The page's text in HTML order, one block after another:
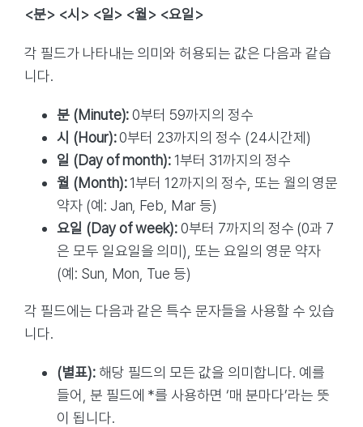
<분> <시> <일> <월> <요일>
각 필드가 나타내는 의미와 허용되는 값은 다음과 같습
니다.
분 (Minute):0부터 59까지의 정수
시 (Hour):0부터 23까지의 정수 (24시간제)
일 (Day of month):1부터 31까지의 정수
월 (Month):1부터 12까지의 정수, 또는 월의 영문
약자 (예: Jan, Feb, Mar 등)
요일 (Day of week):0부터 7까지의 정수 (0과 7
은 모두 일요일을 의미), 또는 요일의 영문 약자
(예: Sun, Mon, Tue 등)
각 필드에는 다음과 같은 특수 문자들을 사용할 수 있습
니다.
(별표):해당 필드의 모든 값을 의미합니다. 예를
들어, 분 필드에 *를 사용하면 ‘매 분마다’라는 뜻
이 됩니다.